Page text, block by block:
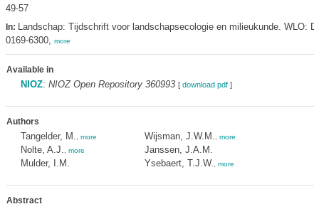
49-57
In: Landschap: Tijdschrift voor landschapsecologie en milieukunde. WLO:
0169-6300, more
Available in
NIOZ: NIOZ Open Repository 360993 [ download pdf]
Authors
Tangelder, M. more
Nolte, A.J. more
Mulder, I.M.
Wijsman, J.W.M. more
Janssen, J.A.M.
Ysebaert, T.J.W.
more
Abstract